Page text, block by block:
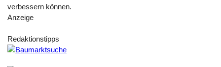
verbessern können.
Anzeige
Redaktionstipps